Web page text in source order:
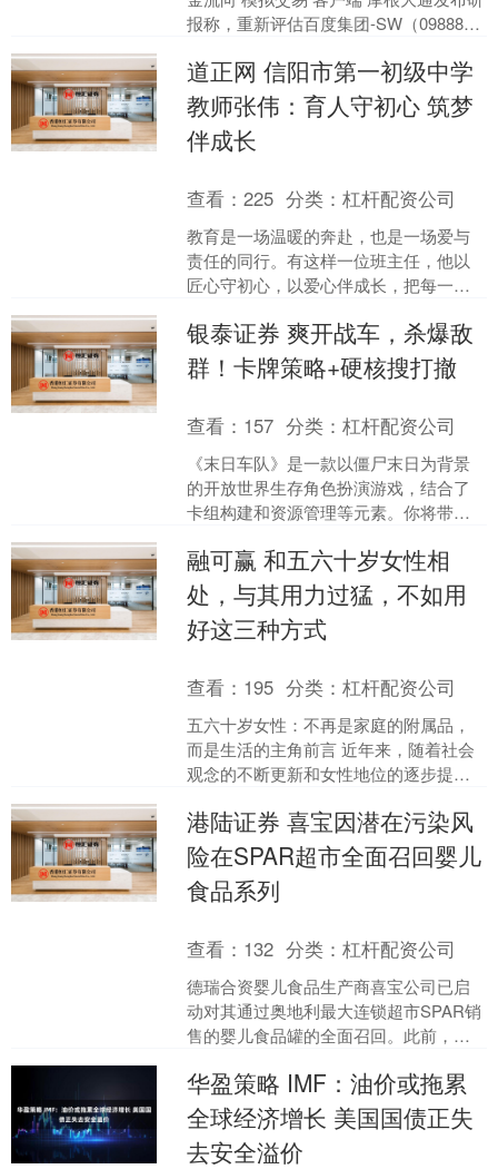
报称，重新评估百度集团-SW（09888）
19....
道正网 信阳市第一初级中学
教师张伟：育人守初心 筑梦
伴成长
查看：225 分类：杠杆配资公司
教育是一场温暖的奔赴，也是一场爱与
责任的同行。有这样一位班主任，他以
匠心守初心，以爱心伴成长，把每一位
灌、用细心呵护、用真心陪伴....
银泰证券 爽开战车，杀爆敌
群！卡牌策略+硬核搜打撤
查看： 157 分类：杠杆配资公司
《末日车队》是一款以僵尸末日为背景
的开放世界生存角色扮演游戏，结合了
卡组构建和资源管理等元素。你将带领
探索充满战利品与危机的世....
融可赢 和五六十岁女性相
处，与其用力过猛，不如用
好这三种方式
查看： 195 分类：杠杆配资公司
五六十岁女性：不再是家庭的附属品，
而是生活的主角前言 近年来，随着社会
观念的不断更新和女性地位的逐步提
性群体。这个年龄段的女性....
港陆证券 喜宝因潜在污染风
险在SPAR超市全面召回婴儿
食品系列
查看： 132 分类：杠杆配资公司
德瑞合资婴儿食品生产商喜宝公司已启
动对其通过奥地利最大连锁超市SPAR销
售的婴儿食品罐的全面召回。此前，公
信任产生重大影响。问....
华盈策略 IMF：油价或拖累
全球经济增长 美国国债正失
去安全溢价